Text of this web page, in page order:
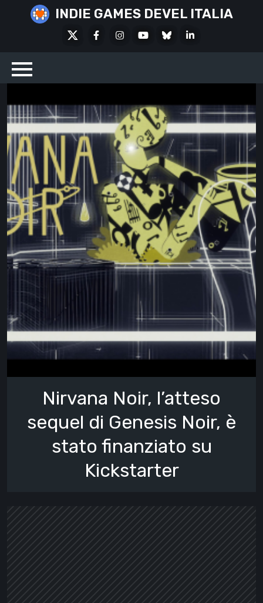
INDIE GAMES DEVEL ITALIA
FacebookInstagramYoutubeBlueskyLinkedIn
Nirvana Noir, l’atteso
sequel di Genesis Noir, è
stato finanziato su
Kickstarter